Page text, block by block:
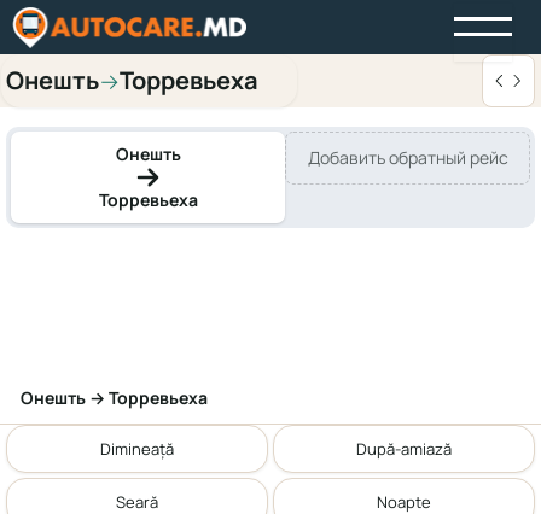
Онешть→Торревьеха
Онешть
Торревьеха
Добавить обратный рейс
Онешть → Торревьеха
Dimineață După-amiază
Seară Noapte